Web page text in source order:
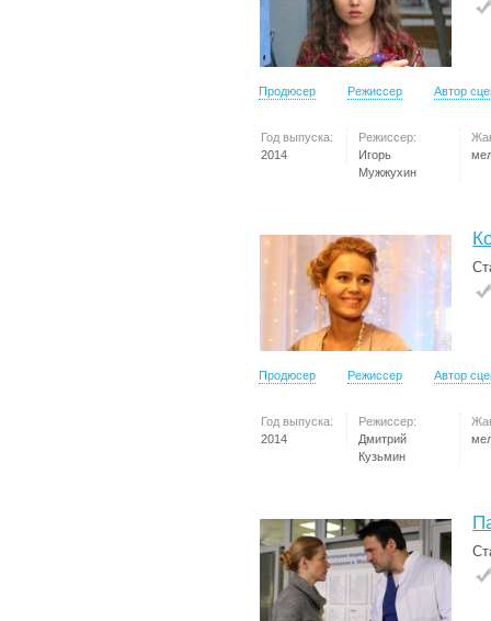
Продюсер Режиссер Автор
Год выпуска:
2014
Режиссер:
Игорь
Мужжухин
Продюсер Режиссер Автор
Год выпуска:
2014
Режиссер:
Дмитрий
Кузьмин